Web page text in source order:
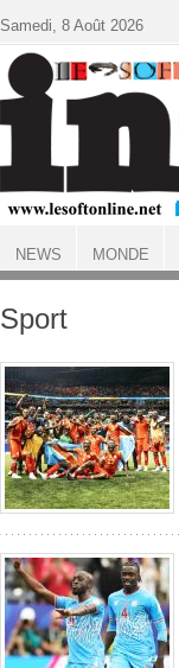
ACCUEIL
Sport
Samedi, 8 Août 2026
NEWS MONDE